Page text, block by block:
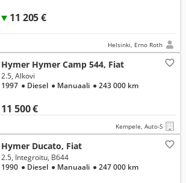
11 205 €
Helsinki, Erno Roth
Hymer Hymer Camp 544, Fiat
11 500 €
2.5, Alkovi
1997 ● Diesel ● Manuaali ● 243 000 km
Kempele, Auto-S
Hymer Ducato, Fiat
2.5, Integroitu, B644
1990 ● Diesel ● Manuaali ● 247 000 km